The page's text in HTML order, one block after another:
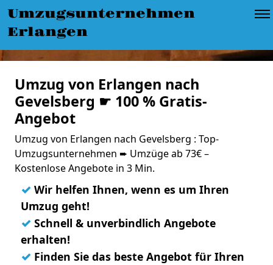
Umzugsunternehmen
Erlangen
Umzug von Erlangen nach
Gevelsberg ☛ 100 % Gratis-
Angebot
Umzug von Erlangen nach Gevelsberg : Top-
Umzugsunternehmen ➨ Umzüge ab 73€ –
Kostenlose Angebote in 3 Min.
✓ Wir helfen Ihnen, wenn es um Ihren
Umzug geht!
✓ Schnell & unverbindlich Angebote
erhalten!
✓ Finden Sie das beste Angebot für Ihren